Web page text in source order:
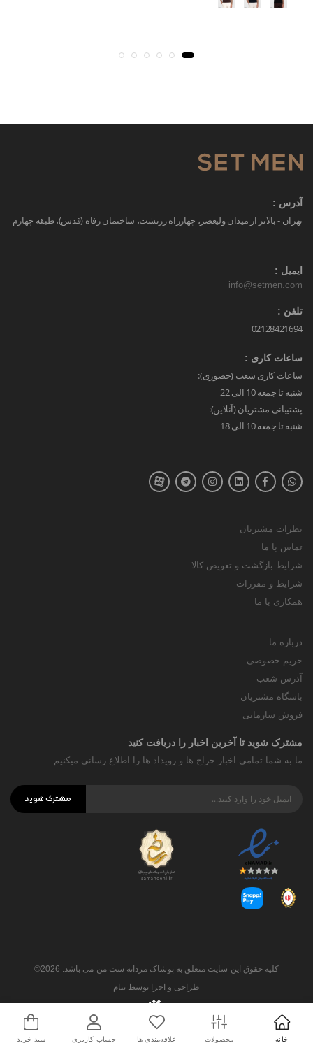
آدرس :
تهران - بالاتر از میدان ولیعصر، چهارراه زرتشت، ساختمان رفاه (قدس)، طبقه چهارم
ایمیل :
info@setmen.com
تلفن :
02128421694
ساعات کاری :
ساعات کاری شعب (حضوری):
شنبه تا جمعه 10 الی 22
پشتیبانی مشتریان (آنلاین):
شنبه تا جمعه 10 الی 18
نظرات مشتریان
تماس با ما
شرایط بازگشت و تعویض کالا
شرایط و مقررات
همکاری با ما
درباره ما
حریم خصوصی
آدرس شعب
باشگاه مشتریان
فروش سازمانی
مشترک شوید تا آخرین اخبار را دریافت کنید
ما به شما تمامی اخبار حراج ها و رویداد ها را اطلاع رسانی میکنیم.
مشترک شوید
کلیه حقوق این سایت متعلق به پوشاک مردانه ست من می باشد. 2026©
طراحی و اجرا توسط تیام
خانه محصولات علاقه‌مندی ها حساب کاربری سبد خرید